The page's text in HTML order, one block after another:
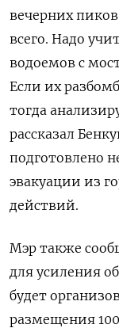
вечерних
всего. Надо
водоемов с
Если их
тогда
рассказал
подготовлено
эвакуации из
действий.
Мэр также
для усиления
будет
размещения